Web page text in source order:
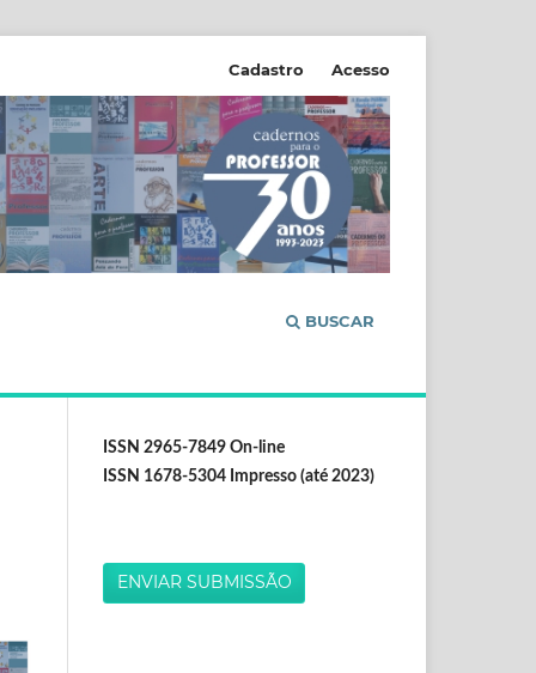
BUSCAR
Cadastro Acesso
ISSN 2965-7849 On-line
ISSN 1678-5304 Impresso (até 2023)
ENVIAR SUBMISSÃO